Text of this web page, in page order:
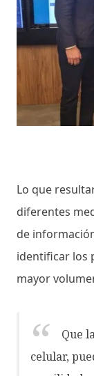
Lo que
diferentes
de
identificar los
mayor
Que
celular,